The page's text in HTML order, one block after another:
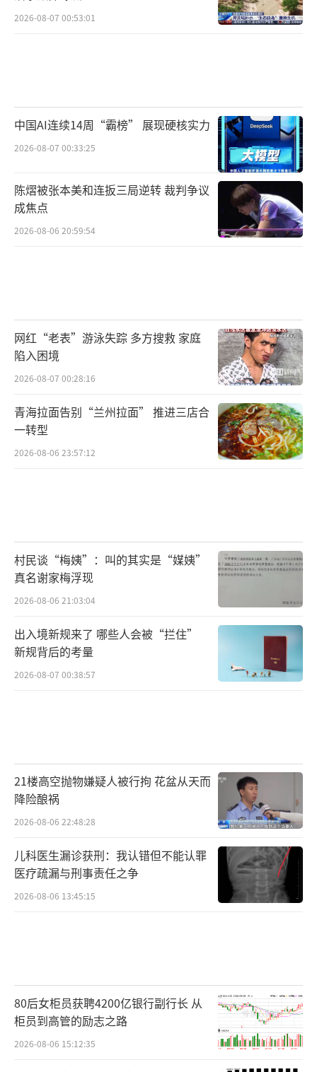
2026-08-07 00:53:01
中国AI连续14周“霸榜” 展现硬核实力
2026-08-07 00:33:25
陈熠被张本美和连扳三局逆转 裁判争议
成焦点
2026-08-06 20:59:54
网红“老表”游泳失踪 多方搜救 家庭
陷入困境
2026-08-07 00:28:16
青海拉面告别“兰州拉面” 推进三店合
一转型
2026-08-06 23:57:12
村民谈“梅姨”：叫的其实是“媒姨”
真名谢家梅浮现
2026-08-06 21:03:04
出入境新规来了 哪些人会被“拦住”
新规背后的考量
2026-08-07 00:38:57
21楼高空抛物嫌疑人被行拘 花盆从天而
降险酿祸
2026-08-06 22:48:28
儿科医生漏诊获刑：我认错但不能认罪
医疗疏漏与刑事责任之争
2026-08-06 13:45:15
80后女柜员获聘4200亿银行副行长 从
柜员到高管的励志之路
2026-08-06 15:12:35